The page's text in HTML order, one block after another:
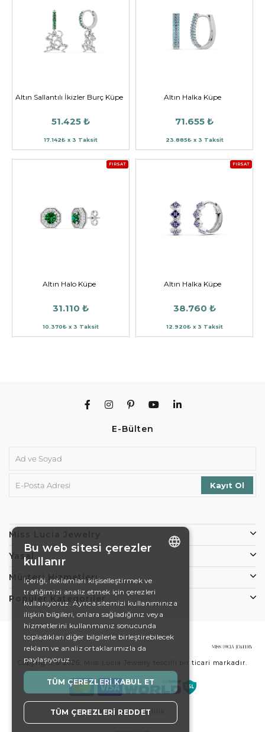
Altın Sallantılı İkizler Burç Küpe
51.425 ₺
17.142₺ x 3 Taksit
Altın Halka Küpe
71.655 ₺
23.885₺ x 3 Taksit
FIRSAT
Altın Halo Küpe
31.110 ₺
10.370₺ x 3 Taksit
FIRSAT
Altın Halka Küpe
38.760 ₺
12.920₺ x 3 Taksit
E-Bülten
Miss Lucia Jewelry
Yasal
Müşteri Hizmetleri
Popüler Kategoriler
Copyright © 2026, Miss Lucia Jewelry tescilli bir ticari markadır.
Koşullar Gizlilik
DE
EN
SWEDISH
TURKISH
Bu web sitesi çerezler
kullanır
İçeriği, reklamları kişiselleştirmek ve
trafiğimizi analiz etmek için çerezleri
kullanıyoruz. Ayrıca sitemizi kullanımınıza
ilişkin bilgileri, onlara sağladığınız veya
hizmetlerini kullanmanız sonucunda
topladıkları diğer bilgilerle birleştirebilecek
reklam ve analiz ortaklarımızla da
paylaşıyoruz.
TÜM ÇEREZLERI KABUL ET
TÜM ÇEREZLERI REDDET